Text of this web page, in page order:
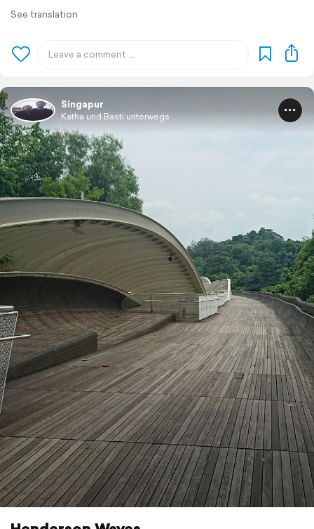
See translation
Singapur
Katha und Basti unterwegs